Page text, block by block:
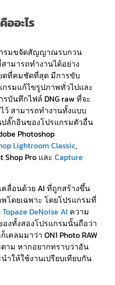
ออะไร
กรมขจัดสัญญาณรบกวน
ามารถทำงานได้อย่าง
ดที่คมชัดที่สุด มีการขับ
กรมแก้ไขรูปภาพทั่วไปและ
บันทึกไฟล์ DNG raw ที่จะ
สามารถทำงานทั้งแบบ
ปลั๊กอินของโปรแกรมตัวอื่น
Photoshop
Lightroom Classic,
Shop Pro และ Capture
ลื่อนด้วย AI ที่ถูกสร้างขึ้น
โดยเฉพาะ โดยโปรแกรมที่
Topaze DeNoise AI ความ
งทั้งสองโปรแกรมนั้นถือว่า
คลมมาว่า ON1 Photo RAW
าม หากอยากทราบว่าอัน
ำให้ใช้งานเปรียบเทียบกัน